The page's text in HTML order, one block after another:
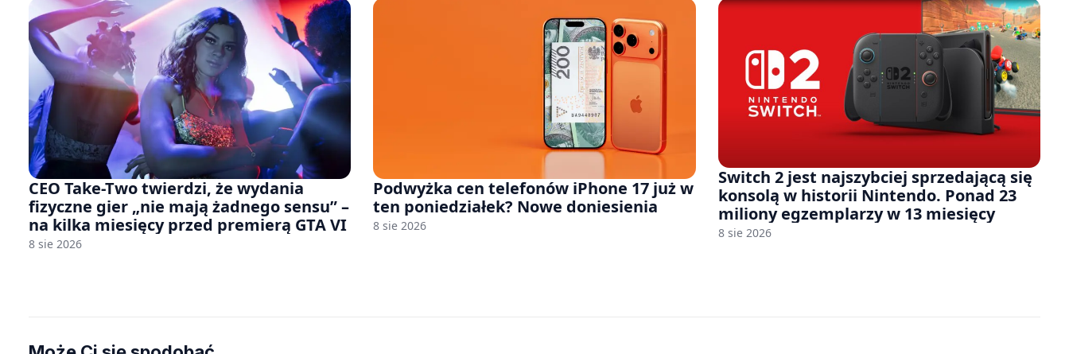
CEO Take-Two twierdzi, że wydania
fizyczne gier „nie mają żadnego sensu” –
na kilka miesięcy przed premierą GTA VI
8 sie 2026
Podwyżka cen telefonów iPhone 17 już w
ten poniedziałek? Nowe doniesienia
8 sie 2026
Switch 2 jest najszybciej sprzedającą się
konsolą w historii Nintendo. Ponad 23
miliony egzemplarzy w 13 miesięcy
8 sie 2026